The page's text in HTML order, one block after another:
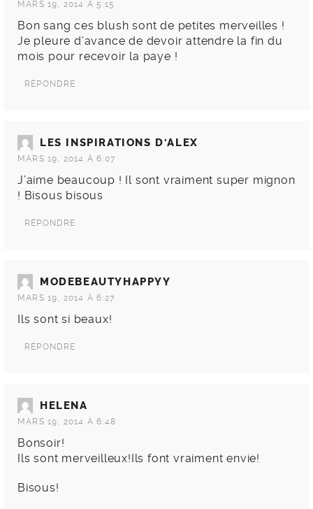
MARS 19, 2014 À 5:15
Bon sang ces blush sont de petites merveilles !
Je pleure d’avance de devoir attendre la fin du
mois pour recevoir la paye !
RÉPONDRE
LES INSPIRATIONS D'ALEX
MARS 19, 2014 À 6:07
J’aime beaucoup ! Il sont vraiment super mignon
! Bisous bisous
RÉPONDRE
MODEBEAUTYHAPPYY
MARS 19, 2014 À 6:27
Ils sont si beaux!
RÉPONDRE
HELENA
MARS 19, 2014 À 6:48
Bonsoir!
Ils sont merveilleux!Ils font vraiment envie!
Bisous!